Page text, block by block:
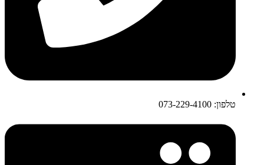
טלפון: 073-229-4100